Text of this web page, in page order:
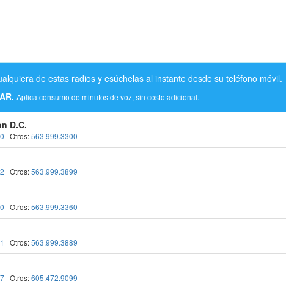
de estas radios y esúchelas al instante desde su teléfono móvil.
Aplica consumo de minutos de voz, sin costo adicional.
D.C.
| Otros:563.999.3300
| Otros:563.999.3899
| Otros:563.999.3360
| Otros:563.999.3889
| Otros:605.472.9099